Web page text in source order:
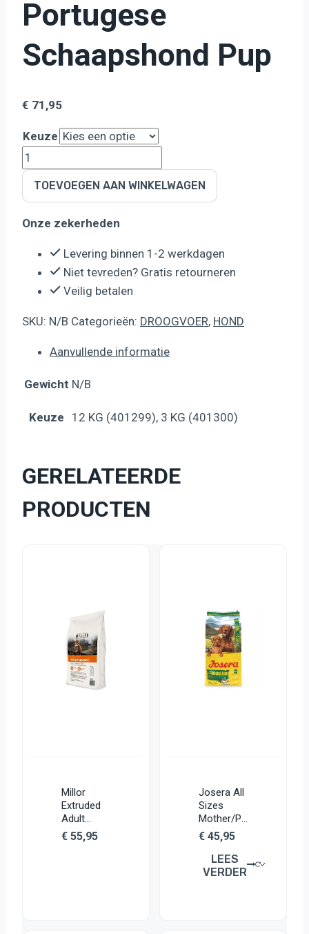
Portugese
Schaapshond Pup
€ 71,95
Keuze
Yourdog
Portugese
Schaapshond
aantal
TOEVOEGEN AAN WINKELWAGEN
Onze zekerheden
Levering binnen 1-2 werkdagen
Niet tevreden? Gratis retourneren
Veilig betalen
SKU: N/B Categorieën: DROOGVOER, HOND
Aanvullende informatie
Gewicht N/B
Keuze 12 KG (401299), 3 KG (401300)
GERELATEERDE
PRODUCTEN
Millor
Extruded
Adult
Maintenan
ce Large
€ 55,95
Josera All
Sizes
Mother/Pu
ppy
Salmon /
Rice
€ 45,95
LEES
VERDER